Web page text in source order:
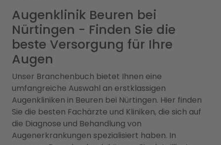
Augenklinik Beuren bei
Nürtingen - Finden Sie die
beste Versorgung für Ihre
Augen
Unser Branchenbuch bietet Ihnen eine
umfangreiche Auswahl an erstklassigen
Augenkliniken in Beuren bei Nürtingen. Hier finden
Sie die besten Fachärzte und Kliniken, die sich auf
die Diagnose und Behandlung von
Augenerkrankungen spezialisiert haben. In